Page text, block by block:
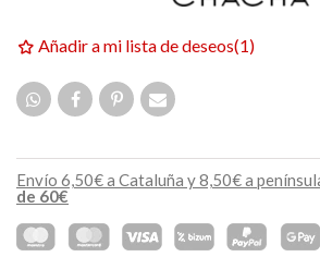
Añadir a mi lista de deseos(1)
Envío 6,50€ a Cataluña y 8,50€ a
de 60€